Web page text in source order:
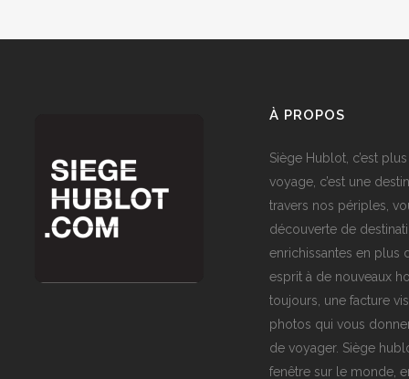
À PROPOS
Siège Hublot, c’est
voyage, c’est une
travers nos périples,
découverte de
enrichissantes en plus
esprit à de nouveaux
toujours, une facture
photos qui vous
de voyager. Siège
fenêtre sur le monde,